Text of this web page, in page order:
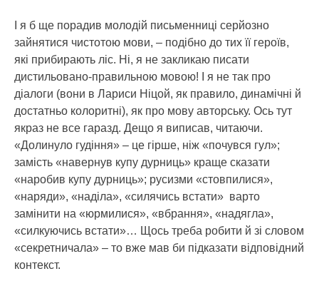
І я б ще порадив молодій письменниці серйозно
зайнятися чистотою мови, – подібно до тих її героїв,
які прибирають ліс. Ні, я не закликаю писати
дистильовано-правильною мовою! І я не так про
діалоги (вони в Лариси Ніцой, як правило, динамічні й
достатньо колоритні), як про мову авторську. Ось тут
якраз не все гаразд. Дещо я виписав, читаючи.
«Долинуло гудіння» – це гірше, ніж «почувся гул»;
замість «навернув купу дурниць» краще сказати
«наробив купу дурниць»; русизми «стовпилися»,
«наряди», «наділа», «силячись встати» варто
замінити на «юрмилися», «вбрання», «надягла»,
«силкуючись встати»… Щось треба робити й зі словом
«секретничала» – то вже мав би підказати відповідний
контекст.